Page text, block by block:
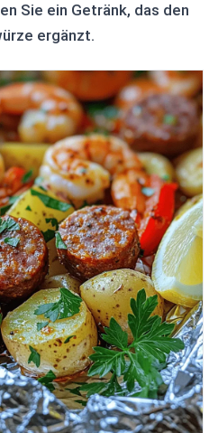
Sie ein Getränk, das den
ergänzt.